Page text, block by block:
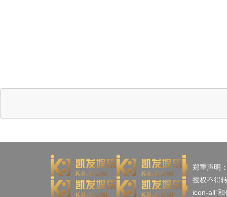
郑重声明
授权不得
icon-all”